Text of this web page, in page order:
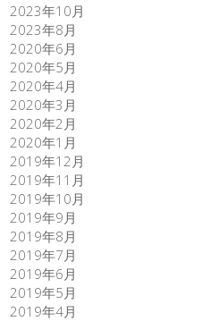
2023年10月
2023年8月
2020年6月
2020年5月
2020年4月
2020年3月
2020年2月
2020年1月
2019年12月
2019年11月
2019年10月
2019年9月
2019年8月
2019年7月
2019年6月
2019年5月
2019年4月